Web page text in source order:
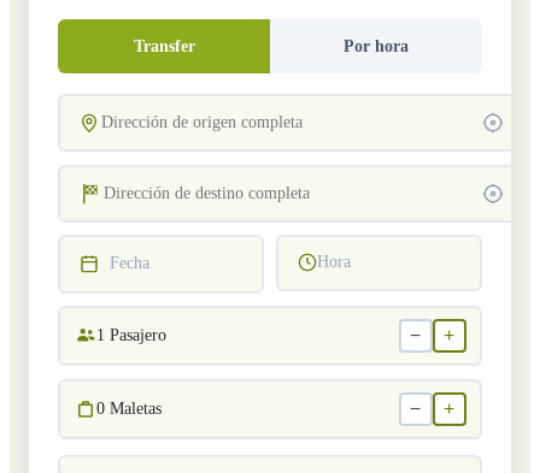
Transfer Por hora
Fecha Hora
1 Pasajero − +
0 Maletas − +